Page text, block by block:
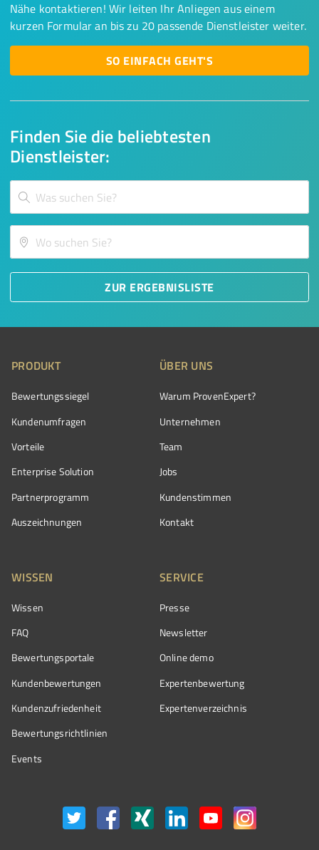
Finden Sie die beliebtesten
Dienstleister:
ZUR ERGEBNISLISTE
Nähe kontaktieren! Wir leiten Ihr Anliegen aus einem
kurzen Formular an bis zu 20 passende Dienstleister weiter.
SO EINFACH GEHT'S
PRODUKT
Bewertungssiegel
Kundenumfragen
Vorteile
Enterprise Solution
Partnerprogramm
Auszeichnungen
ÜBER UNS
Warum ProvenExpert?
Unternehmen
Team
Jobs
Kundenstimmen
Kontakt
WISSEN
Wissen
FAQ
Bewertungsportale
Kundenbewertungen
Kundenzufriedenheit
Bewertungs­richtlinien
Events
SERVICE
Presse
Newsletter
Online demo
Expertenbewertung
Expertenverzeichnis